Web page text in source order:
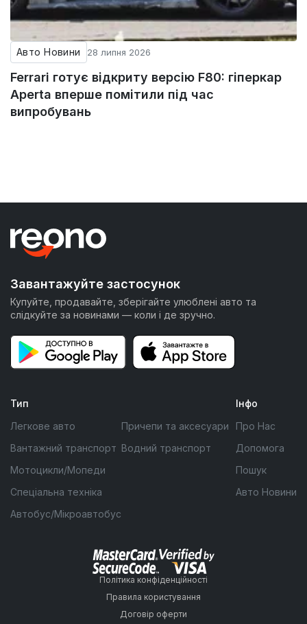
Авто Новини 28 липня 2026
Ferrari готує відкриту версію F80: гіперкар
Aperta вперше помітили під час
випробувань
Завантажуйте застосунок
Купуйте, продавайте, зберігайте улюблені авто та
слідкуйте за новинами — коли і де зручно.
Тип
Легкове авто
Вантажний транспорт
Мотоцикли/Мопеди
Спеціальна техніка
Автобус/Мікроавтобус
Причепи та аксесуари
Водний транспорт
Інфо
Про Нас
Допомога
Пошук
Авто Новини
Політика конфіденційності
Правила користування
Договір оферти